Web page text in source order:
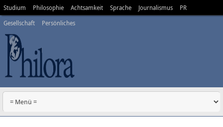
Studium Philosophie Achtsamkeit Sprache Journalismus
PR
Gesellschaft
Persönliches